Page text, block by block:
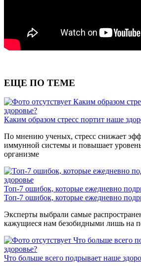
ЕЩЕ ПО ТЕМЕ
Каким образом
здоровье?
Каким образом стресс портит наше
По мнению ученых, стресс снижает
иммунной системы и повышает
организме
Топ-7 ошибок, которые ежедневно
Топ-7 ошибок, которые ежедневно
Эксперты выбрали самые
кажущиеся нам безобидными лишь на
Что больше всего
здоровье?
Что больше всего подрывает наше